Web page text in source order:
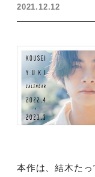
2021.12.12
本作は、結木た